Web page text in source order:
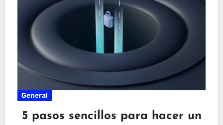
General
5 pasos sencillos para hacer un